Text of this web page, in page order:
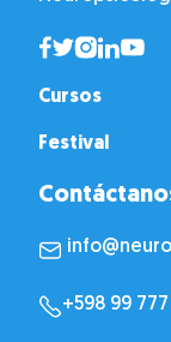
Cursos
Festival
+598 99